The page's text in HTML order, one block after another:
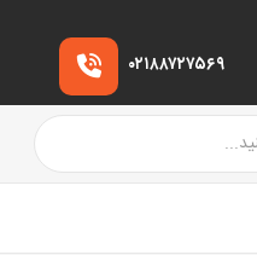
۰۲۱۸۸۷۲۷۵۶۹